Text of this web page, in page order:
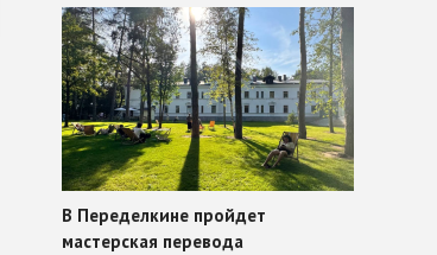
В Переделкине пройдет
мастерская перевода